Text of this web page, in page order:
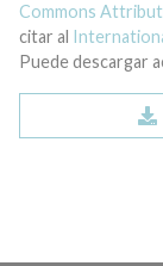
Commons
citar al
Puede descargar